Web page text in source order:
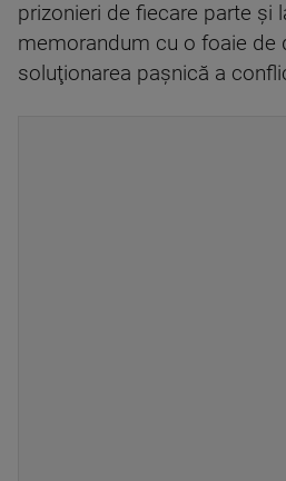
prizonieri de fiecare parte şi
memorandum cu o foaie de
soluţionarea paşnică a